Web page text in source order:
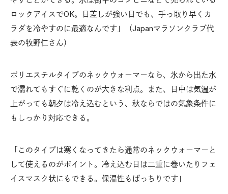
ロックアイスでOK。日差しが強い日でも、手っ取り早くカ
ラダを冷やすのに最適なんです」（Japanマラソンクラブ代
表の牧野仁さん）
ポリエステルタイプのネックウォーマーなら、氷から出た水
で濡れてもすぐに乾くのが大きな利点。また、日中は気温が
上がっても朝夕は冷え込むという、秋ならではの気象条件に
もしっかり対応できる。
「このタイプは寒くなってきたら通常のネックウォーマーと
して使えるのがポイント。冷え込む日は二重に巻いたりフェ
イスマスク状にもできる。保温性もばっちりです」